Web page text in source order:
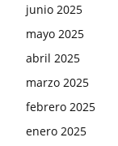
junio 2025
mayo 2025
abril 2025
marzo 2025
febrero 2025
enero 2025